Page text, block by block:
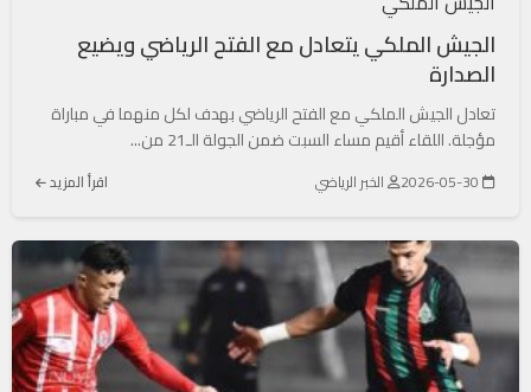
الجيش الملكي يتعادل مع الفتح الرياضي ويضيع
الصدارة
تعادل الجيش الملكي مع الفتح الرياضي بهدف لكل منهما في مباراة
مؤجلة. اللقاء أقيم مساء السبت ضمن الجولة الـ21 من...
الخبر الرياضي اقرأ المزيد